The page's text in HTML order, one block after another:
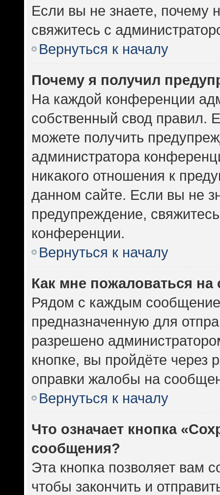
Если вы не знаете, почему
свяжитесь с
Вернуться к началу
Почему я получил
На каждой конференции
собственный свод правил.
можете получить
администратора
никакого отношения к
данном сайте. Если вы не
предупреждение,
конференции.
Вернуться к началу
Как мне пожаловаться
Рядом с каждым
предназначенную для
разрешено
кнопке, вы пройдёте
оправки жалобы на
Вернуться к началу
Что означает кнопка
сообщения?
Эта кнопка позволяет вам
чтобы закончить и